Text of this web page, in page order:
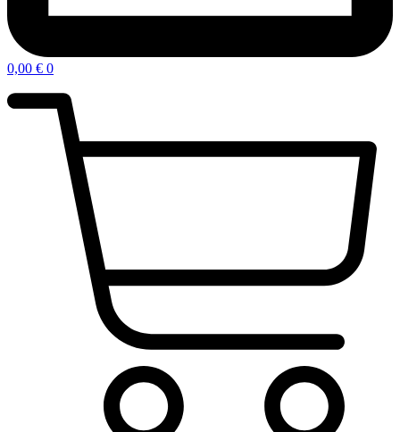
0,00 € 0